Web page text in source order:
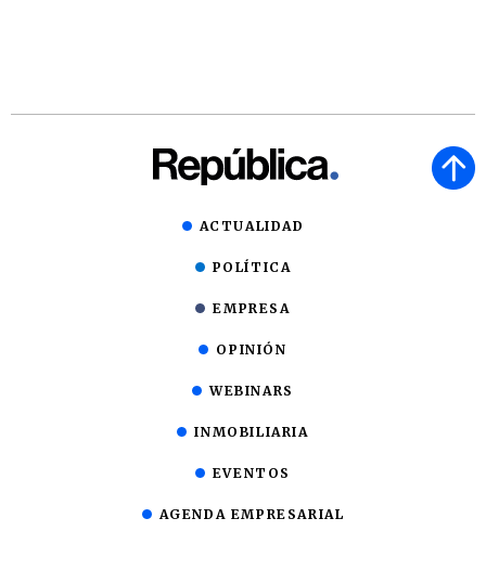
ACTUALIDAD
POLÍTICA
EMPRESA
OPINIÓN
WEBINARS
INMOBILIARIA
EVENTOS
AGENDA EMPRESARIAL